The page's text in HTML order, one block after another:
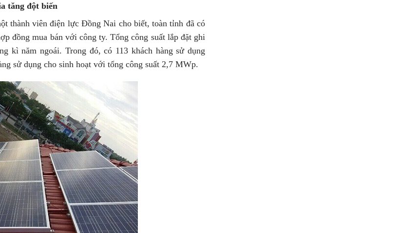
tăng đột biến
thành viên điện lực Đồng Nai cho biết, toàn tỉnh đã có
đồng mua bán với công ty. Tổng công suất lắp đặt ghi
kì năm ngoái. Trong đó, có 113 khách hàng sử dụng
sử dụng cho sinh hoạt với tổng công suất 2,7 MWp.